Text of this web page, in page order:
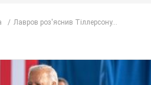
Лавров роз'яснив Тіллерсону...